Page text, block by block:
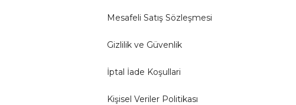
Mesafeli Satış Sözleşmesi
Gizlilik ve Güvenlik
İptal İade Koşullari
Kişisel Veriler Politikası